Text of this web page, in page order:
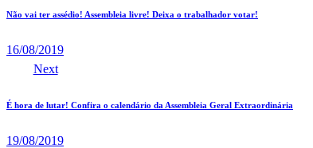
de
Não vai ter assédio! Assembleia livre! Deixa o trabalhador votar!
16/08/2019
Next
É hora de lutar! Confira o calendário da Assembleia Geral Extraordinária
19/08/2019